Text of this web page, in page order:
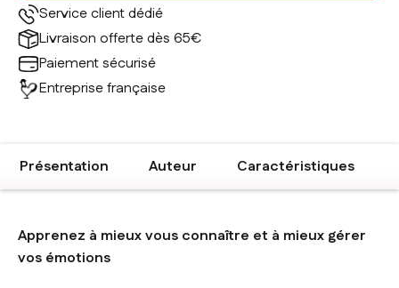
Service client dédié
Livraison offerte dès 65€
Paiement sécurisé
Entreprise française
Présentation Auteur Caractéristiques
Apprenez à mieux vous connaître et à mieux gérer
vos émotions